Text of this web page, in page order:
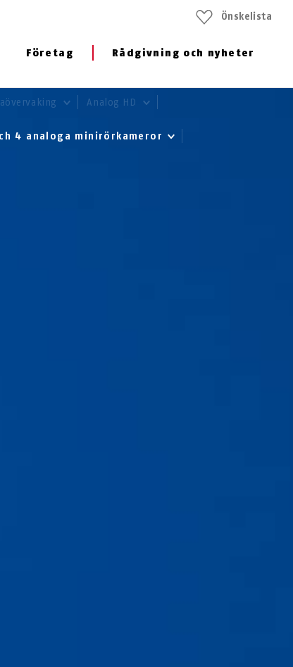
Företag Rådgivning och nyheter
Önskelista
Analog HD
4 analoga minirörkameror